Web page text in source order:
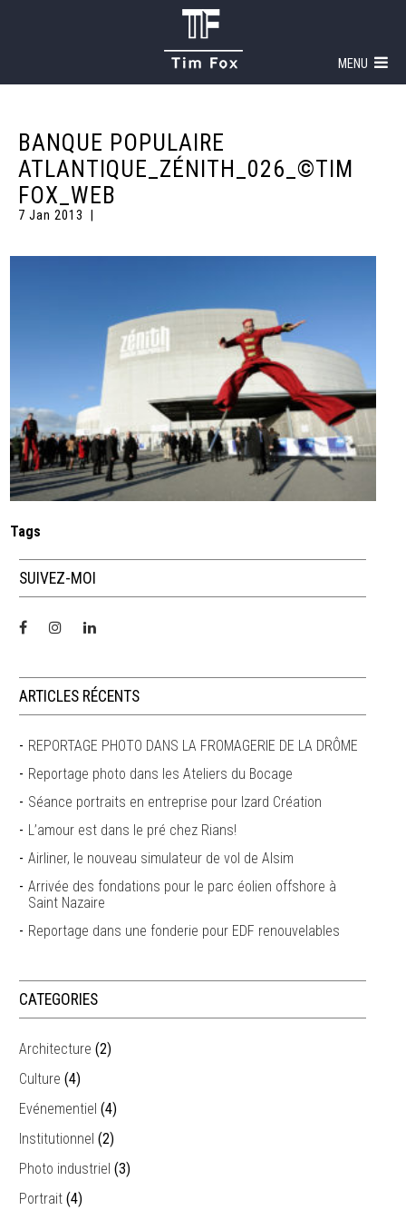
MENU
BANQUE POPULAIRE
ATLANTIQUE_ZÉNITH_026_©TIM
FOX_WEB
7 Jan 2013
Tags
SUIVEZ-MOI
ARTICLES RÉCENTS
REPORTAGE PHOTO DANS LA FROMAGERIE DE LA DRÔME
Reportage photo dans les Ateliers du Bocage
Séance portraits en entreprise pour Izard Création
L’amour est dans le pré chez Rians!
Airliner, le nouveau simulateur de vol de Alsim
Arrivée des fondations pour le parc éolien offshore à
Saint Nazaire
Reportage dans une fonderie pour EDF renouvelables
CATEGORIES
Architecture (2)
Culture (4)
Evénementiel (4)
Institutionnel (2)
Photo industriel (3)
Portrait (4)